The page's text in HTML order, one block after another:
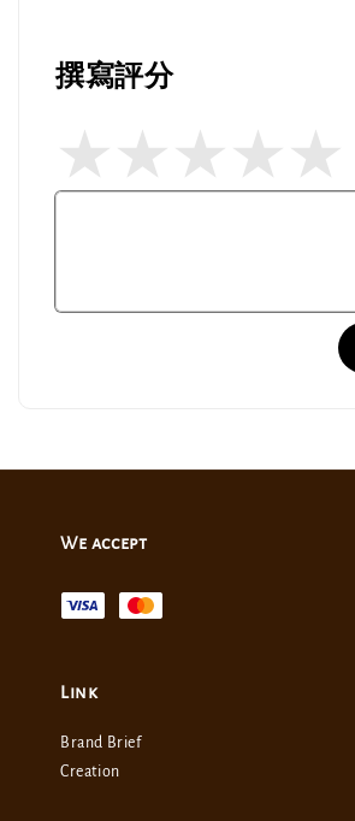
撰寫評分
We accept
Link
Brand Brief
Creation